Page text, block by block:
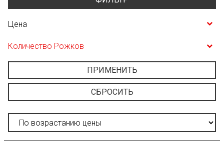
Цена
Количество Рожков
ПРИМЕНИТЬ
СБРОСИТЬ